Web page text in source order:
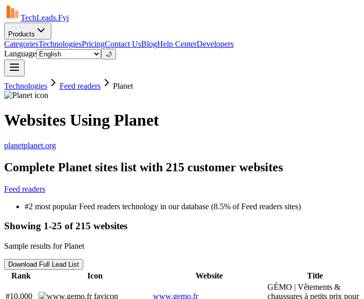
TechLeads.Fyi
Products
CategoriesTechnologiesPricingContact UsBlogHelp CenterDevelopers
Language
🌙
Technologies Feed readers Planet
Websites Using Planet
planetplanet.org
Complete Planet sites list with 215 customer websites
Feed readers
#2 most popular Feed readers technology in our database (8.5% of Feed readers sites)
Showing 1-25 of 215 websites
Sample results for Planet
Download Full Lead List
Rank Icon Website Title
#10,000 www.gemo.fr
GÉMO | Vêtements &
chaussures à petits prix pour